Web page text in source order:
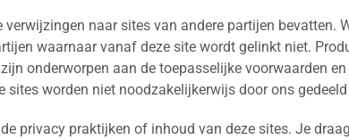
naar sites van andere partijen bevatten.
waarnaar vanaf deze site wordt gelinkt niet.
onderworpen aan de toepasselijke voorwaarden
sites worden niet noodzakelijkerwijs door ons
privacy praktijken of inhoud van deze sites. Je